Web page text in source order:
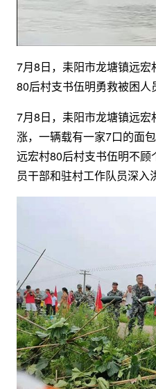
7月8日，耒阳市龙塘镇远
80后村支书伍明勇救被困人
7月8日，耒阳市龙塘镇远
涨，一辆载有一家7口的面
远宏村80后村支书伍明不
员干部和驻村工作队员深入